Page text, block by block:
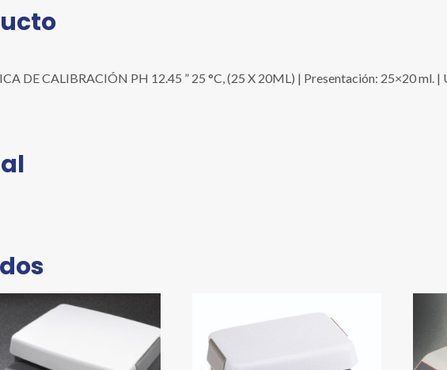
DE CALIBRACIÓN PH 12.45 ” 25 °C, (25 X 20ML) | Presentación: 25×20 ml. |